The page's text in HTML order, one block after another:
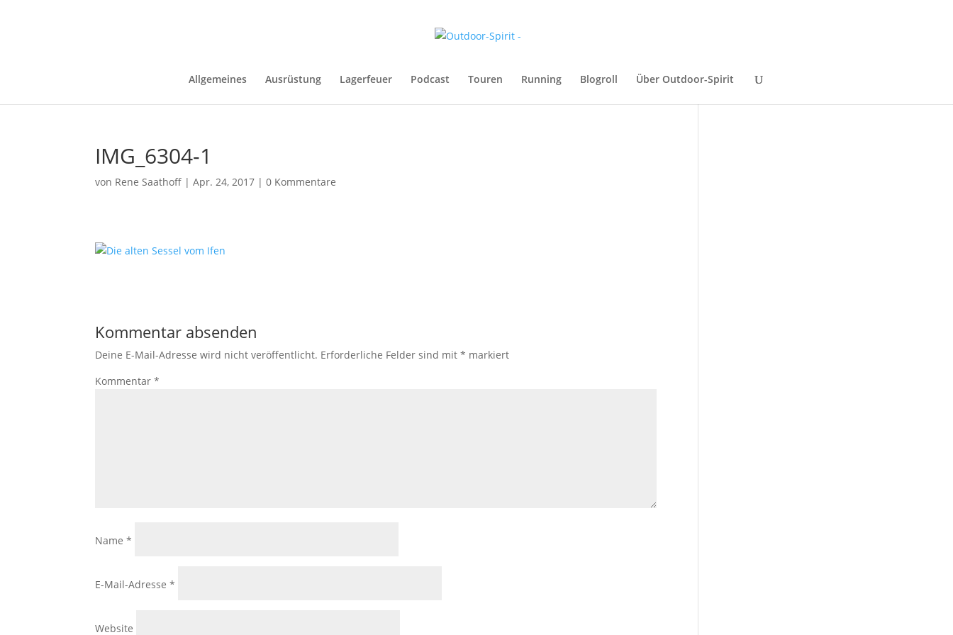
Allgemeines Ausrüstung Lagerfeuer Podcast Touren Running Blogroll Über Outdoor-Spirit
IMG_6304-1
von Rene Saathoff |Apr. 24, 2017 |0 Kommentare
Kommentar absenden
Deine E-Mail-Adresse wird nicht veröffentlicht. Erforderliche Felder sind mit* markiert
Kommentar*
Name*
E-Mail-Adresse*
Website